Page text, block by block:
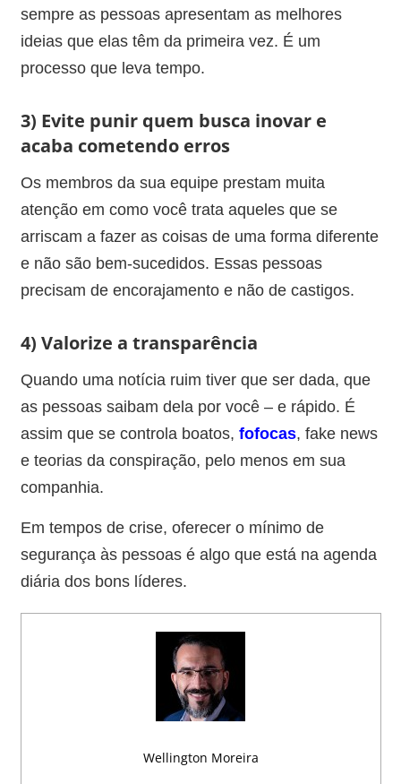
sempre as pessoas apresentam as melhores
ideias que elas têm da primeira vez. É um
processo que leva tempo.
3) Evite punir quem busca inovar e
acaba cometendo erros
Os membros da sua equipe prestam muita
atenção em como você trata aqueles que se
arriscam a fazer as coisas de uma forma diferente
e não são bem-sucedidos. Essas pessoas
precisam de encorajamento e não de castigos.
4) Valorize a transparência
Quando uma notícia ruim tiver que ser dada, que
as pessoas saibam dela por você – e rápido. É
assim que se controla boatos, fofocas, fake news
e teorias da conspiração, pelo menos em sua
companhia.
Em tempos de crise, oferecer o mínimo de
segurança às pessoas é algo que está na agenda
diária dos bons líderes.
Wellington Moreira